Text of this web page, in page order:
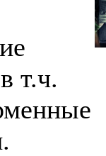
т.ч.